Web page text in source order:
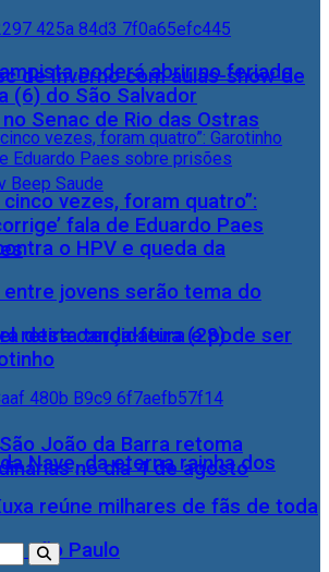
de Inverno com aulas-show de
Senac de Rio das Ostras
o HPV e queda da
entre jovens serão tema do
desta terça-feira (28)
Nave, da eterna rainha dos
reúne milhares de fãs de toda
São Paulo
poderá abrir no feriado
(6) do São Salvador
vezes, foram quatro”:
fala de Eduardo Paes
retira candidatura e pode ser
João da Barra retoma
no dia 4 de agosto